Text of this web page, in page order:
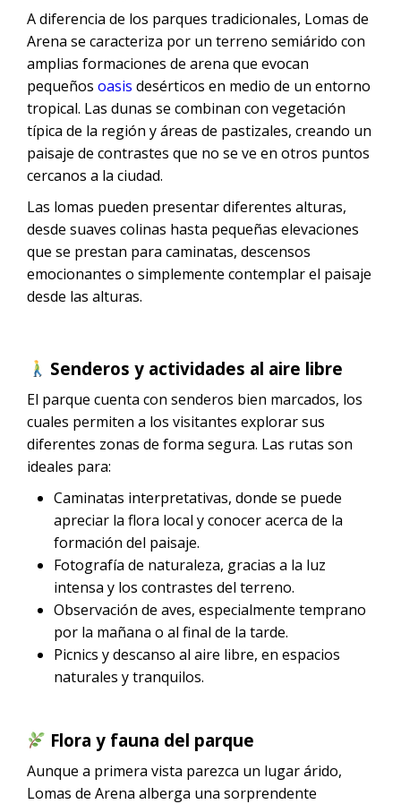
A diferencia de los parques tradicionales, Lomas de
Arena se caracteriza por un terreno semiárido con
amplias formaciones de arena que evocan
pequeños oasis desérticos en medio de un entorno
tropical. Las dunas se combinan con vegetación
típica de la región y áreas de pastizales, creando un
paisaje de contrastes que no se ve en otros puntos
cercanos a la ciudad.
Las lomas pueden presentar diferentes alturas,
desde suaves colinas hasta pequeñas elevaciones
que se prestan para caminatas, descensos
emocionantes o simplemente contemplar el paisaje
desde las alturas.
Senderos y actividades al aire libre
El parque cuenta con senderos bien marcados, los
cuales permiten a los visitantes explorar sus
diferentes zonas de forma segura. Las rutas son
ideales para:
Caminatas interpretativas, donde se puede
apreciar la flora local y conocer acerca de la
formación del paisaje.
Fotografía de naturaleza, gracias a la luz
intensa y los contrastes del terreno.
Observación de aves, especialmente temprano
por la mañana o al final de la tarde.
Picnics y descanso al aire libre, en espacios
naturales y tranquilos.
Flora y fauna del parque
Aunque a primera vista parezca un lugar árido,
Lomas de Arena alberga una sorprendente